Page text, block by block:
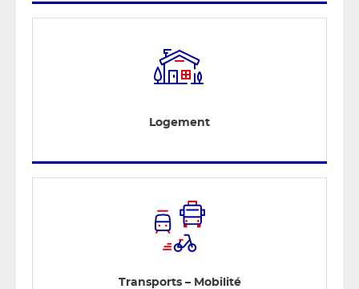
Logement
Transports – Mobilité